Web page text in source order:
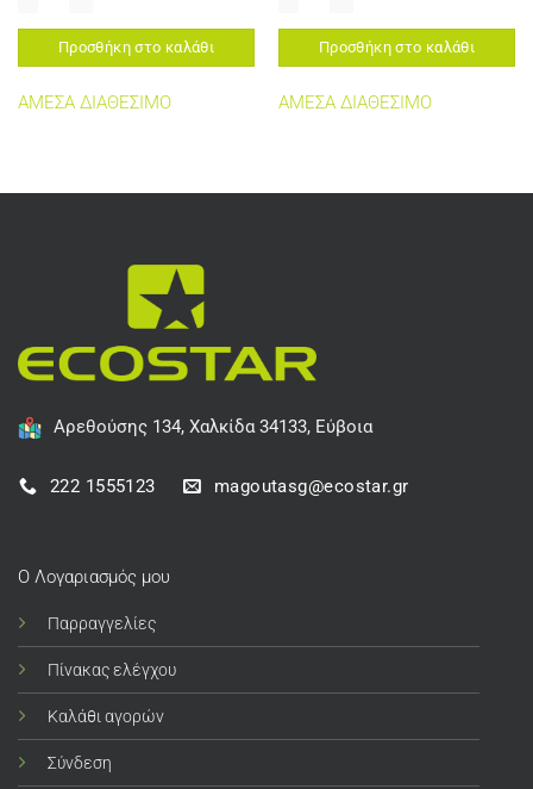
Προσθήκη στο καλάθι
ΑΜΕΣΑ ΔΙΑΘΕΣΙΜΟ
Προσθήκη στο καλάθι
ΑΜΕΣΑ ΔΙΑΘΕΣΙΜΟ
Αρεθούσης 134, Χαλκίδα 34133, Εύβοια
222 1555123 magoutasg@ecostar.gr
Ο Λογαριασμός μου
Παρραγγελίες
Πίνακας ελέγχου
Καλάθι αγορών
Σύνδεση